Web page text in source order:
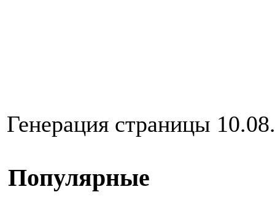
Генерация страницы
Популярные